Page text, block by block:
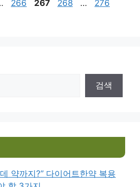
Page
266 Page
267 Page
268 … Page
276
검색
약까지?” 다이어트한약 복용